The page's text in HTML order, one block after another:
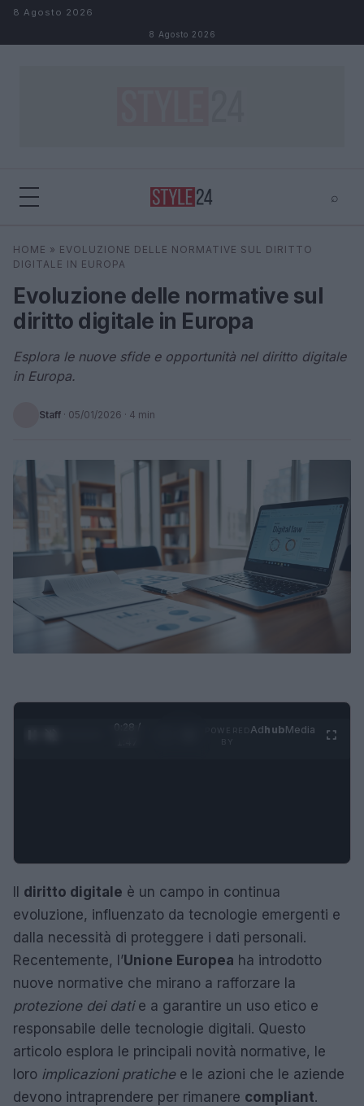
Salta al contenuto
8 Agosto 2026
8 Agosto 2026
⌕
Cerca ⌕
HOME » EVOLUZIONE DELLE NORMATIVE SUL DIRITTO
DIGITALE IN EUROPA
Evoluzione delle normative sul
diritto digitale in Europa
Esplora le nuove sfide e opportunità nel diritto digitale
in Europa.
Staff · 05/01/2026 · 4 min
0:29 /
AdhubMedia
Il diritto digitale è un campo in continua
evoluzione, influenzato da tecnologie emergenti e
dalla necessità di proteggere i dati personali.
Recentemente, l’Unione Europea ha introdotto
nuove normative che mirano a rafforzare la
protezione dei datie a garantire un uso etico e
responsabile delle tecnologie digitali. Questo
articolo esplora le principali novità normative, le
loro implicazioni pratichee le azioni che le aziende
devono intraprendere per rimanere compliant.